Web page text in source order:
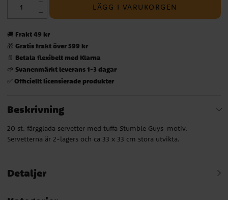
LÄGG I VARUKORGEN
🚚 Frakt 49 kr
🎁 Gratis frakt över 599 kr
📄 Betala flexibelt med Klarna
🌱 Svanenmärkt leverans 1-3 dagar
✅ Officiellt licensierade produkter
Beskrivning
20 st. färgglada servetter med tuffa Stumble Guys-motiv.
Servetterna är 2-lagers och ca 33 x 33 cm stora utvikta.
Detaljer